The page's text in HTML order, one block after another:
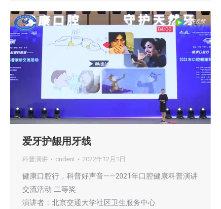
爱牙护龈用牙线
科普演讲 cndent 2022年12月1日
健康口腔行，科普好声音——2021年口腔健康科普演讲
交流活动 二等奖
演讲者：北京交通大学社区卫生服务中心